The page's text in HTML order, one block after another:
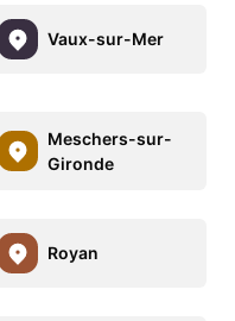
Vaux-sur-Mer
Meschers-sur-
Gironde
Royan